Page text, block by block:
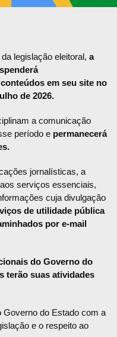
legislação eleitoral, a
em seu site no
de 2026.
a comunicação
período e permanecerá
jornalísticas, a
serviços essenciais,
cuja divulgação
de utilidade pública
por e-mail
do Governo do
terão suas atividades
do Estado com a
e o respeito ao